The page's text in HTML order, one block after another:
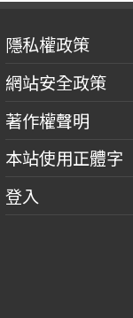
隱私權政策
網站安全政策
著作權聲明
本站使用正體字
登入